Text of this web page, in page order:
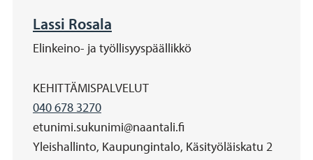
Lassi Rosala
Elinkeino- ja työllisyyspäällikkö
Organisaatio
KEHITTÄMISPALVELUT
Matkapuhelinnumero
040 678 3270
Sähköposti
etunimi.sukunimi@naantali.fi
Address
Yleishallinto, Kaupungintalo, Käsityöläiskatu 2